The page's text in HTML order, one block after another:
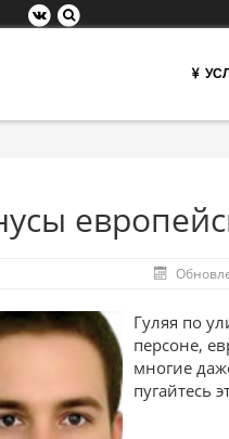
Гуляя по
персоне,
многие
пугайтесь